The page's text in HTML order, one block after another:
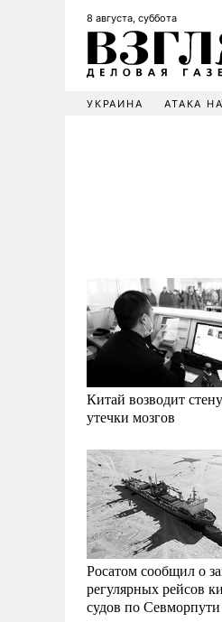
8 августа, суббота
УКРАИНА АТАКА
Китай возводит
утечки мозгов
Росатом сообщил о
регулярных рейсов
судов по Севморпути